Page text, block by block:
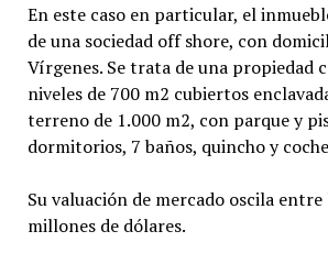
En este caso en particular, el
de una sociedad off shore, con
Vírgenes. Se trata de una propiedad
niveles de 700 m2 cubiertos
terreno de 1.000 m2, con parque y
dormitorios, 7 baños, quincho y
Su valuación de mercado oscila entre
millones de dólares.